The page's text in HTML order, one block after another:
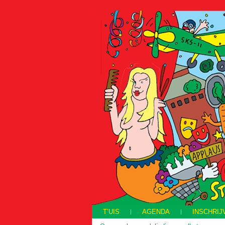
T’UIS AGENDA